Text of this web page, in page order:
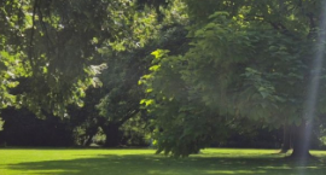
Logistik
unser Verein
Vereinsleben
unser Angebot